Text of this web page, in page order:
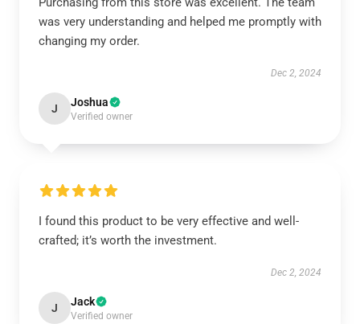
was very understanding and helped me promptly with
changing my order.
Dec 2, 2024
J Joshua
Verified owner
I found this product to be very effective and well-
crafted; it’s worth the investment.
Dec 2, 2024
J Jack
Verified owner